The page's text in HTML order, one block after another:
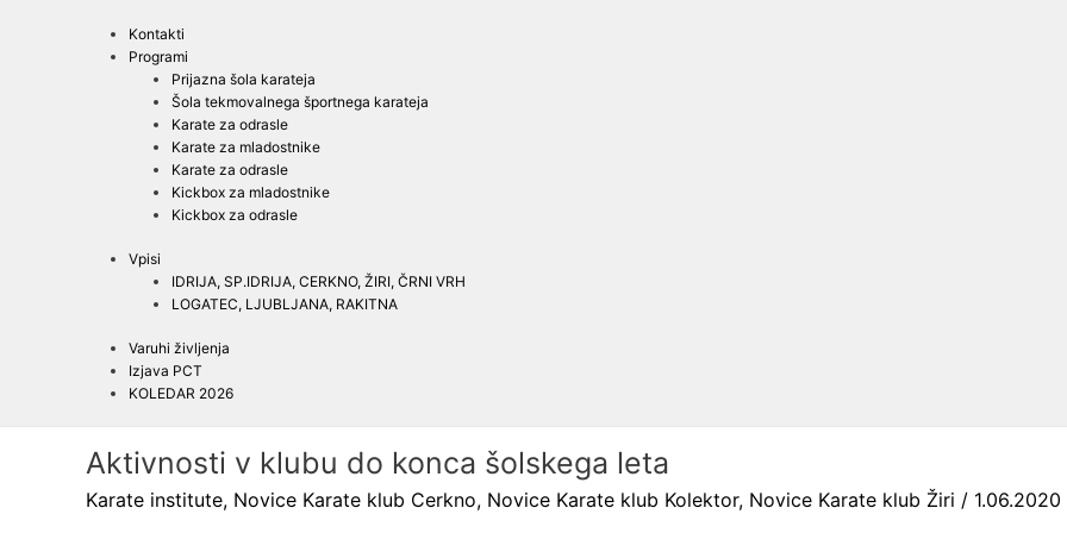
Kontakti
Programi
Prijazna šola karateja
Šola tekmovalnega športnega karateja
Karate za odrasle
Karate za mladostnike
Karate za odrasle
Kickbox za mladostnike
Kickbox za odrasle
Vpisi
IDRIJA, SP.IDRIJA, CERKNO, ŽIRI, ČRNI VRH
LOGATEC, LJUBLJANA, RAKITNA
Varuhi življenja
Izjava PCT
KOLEDAR 2026
Aktivnosti v klubu do konca šolskega leta
Karate institute, Novice Karate klub Cerkno, Novice Karate klub Kolektor, Novice Karate klub Žiri / 1.06.2020